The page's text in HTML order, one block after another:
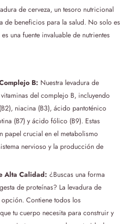
de cerveza, un tesoro nutricional
de beneficios para la salud. No solo es
una fuente invaluable de nutrientes
B: Nuestra levadura de
del complejo B, incluyendo
niacina (B3), ácido pantoténico
(B7) y ácido fólico (B9). Estas
papel crucial en el metabolismo
nervioso y la producción de
Alta Calidad: ¿Buscas una forma
de proteínas? La levadura de
opción. Contiene todos los
tu cuerpo necesita para construir y